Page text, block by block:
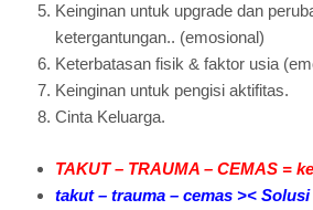
Keinginan untuk upgrade dan
ketergantungan.. (emosional)
Keterbatasan fisik & faktor usia
Keinginan untuk pengisi aktifitas.
Cinta Keluarga.
TAKUT – TRAUMA – CEMAS =
takut – trauma – cemas ><